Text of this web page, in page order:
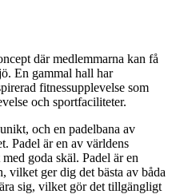
där medlemmarna kan få
En gammal hall har
fitnessupplevelse som
och sportfaciliteter.
och en padelbana av
Padel är en av världens
goda skäl. Padel är en
vilket ger dig det bästa av båda
sig, vilket gör det tillgängligt